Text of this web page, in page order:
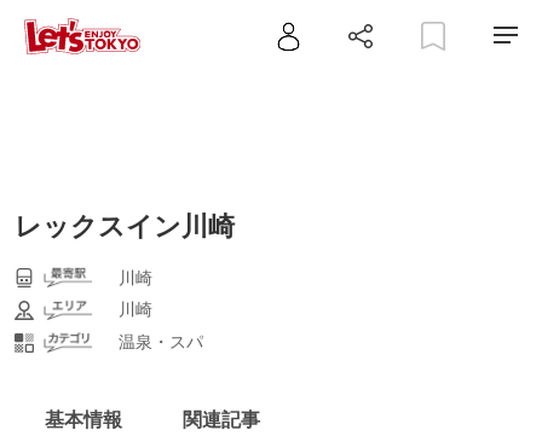
レックスイン川崎
川崎
川崎
温泉・スパ
基本情報 関連記事